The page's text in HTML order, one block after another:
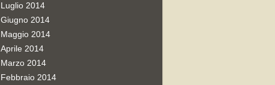
Luglio 2014
Giugno 2014
Maggio 2014
Aprile 2014
Marzo 2014
Febbraio 2014